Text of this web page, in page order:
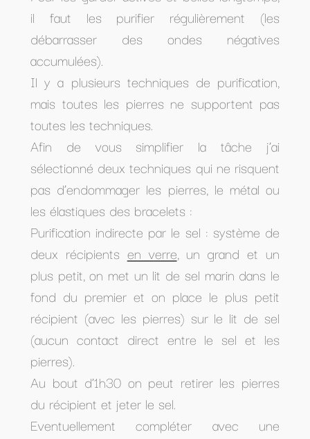
il faut les purifier régulièrement (les
débarrasser des ondes négatives
accumulées).
Il y a plusieurs techniques de purification,
mais toutes les pierres ne supportent pas
toutes les techniques.
Afin de vous simplifier la tâche j’ai
sélectionné deux techniques qui ne risquent
pas d’endommager les pierres, le métal ou
les élastiques des bracelets :
Purification indirecte par le sel : système de
deux récipients en verre, un grand et un
plus petit, on met un lit de sel marin dans le
fond du premier et on place le plus petit
récipient (avec les pierres) sur le lit de sel
(aucun contact direct entre le sel et les
pierres).
Au bout d’1h30 on peut retirer les pierres
du récipient et jeter le sel.
Eventuellement compléter avec une